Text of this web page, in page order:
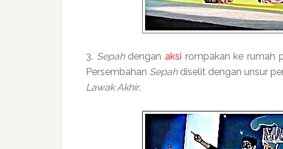
3. Sepah denganaksi rompakan ke rumah
Persembahan Sepah diselit dengan unsur
Lawak Akhir.